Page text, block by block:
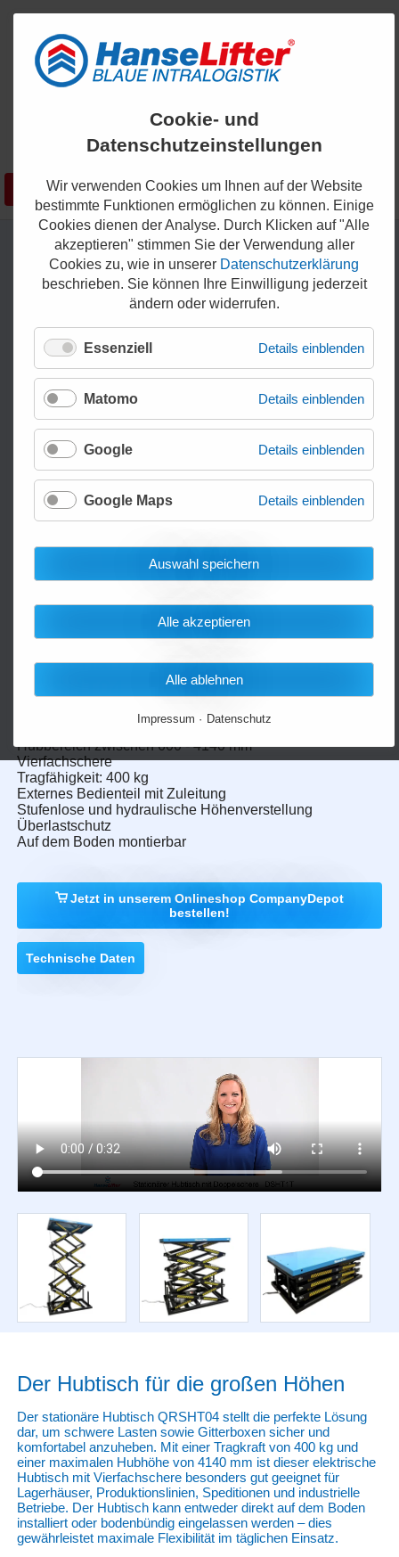
Cookie- und
Datenschutzeinstellungen
Wir verwenden Cookies um Ihnen auf der Website
bestimmte Funktionen ermöglichen zu können. Einige
Cookies dienen der Analyse. Durch Klicken auf "Alle
akzeptieren" stimmen Sie der Verwendung aller
Cookies zu, wie in unserer Datenschutzerklärung
beschrieben. Sie können Ihre Einwilligung jederzeit
ändern oder widerrufen.
Essenziell Details einblenden
Matomo Details einblenden
Google Details einblenden
Google Maps Details einblenden
Auswahl speichern
Alle akzeptieren
Alle ablehnen
Impressum Datenschutz
ENGLISH
KONTAKT
SHOP Suchen
Stationärer Scherenhubtisch
QRSHT04
Mit Vierfachschere für große Höhen
Hubbereich zwischen 600 - 4140 mm
Vierfachschere
Tragfähigkeit: 400 kg
Externes Bedienteil mit Zuleitung
Stufenlose und hydraulische Höhenverstellung
Überlastschutz
Auf dem Boden montierbar
Jetzt in unserem Onlineshop CompanyDepot
bestellen!
Technische Daten
Der Hubtisch für die großen Höhen
Der stationäre Hubtisch QRSHT04 stellt die perfekte Lösung
dar, um schwere Lasten sowie Gitterboxen sicher und
komfortabel anzuheben. Mit einer Tragkraft von 400 kg und
einer maximalen Hubhöhe von 4140 mm ist dieser elektrische
Hubtisch mit Vierfachschere besonders gut geeignet für
Lagerhäuser, Produktionslinien, Speditionen und industrielle
Betriebe. Der Hubtisch kann entweder direkt auf dem Boden
installiert oder bodenbündig eingelassen werden – dies
gewährleistet maximale Flexibilität im täglichen Einsatz.